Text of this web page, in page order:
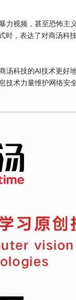
视频，甚至恐怖主
，表达了对商汤科
科技的AI技术更好
术力量维护网络安